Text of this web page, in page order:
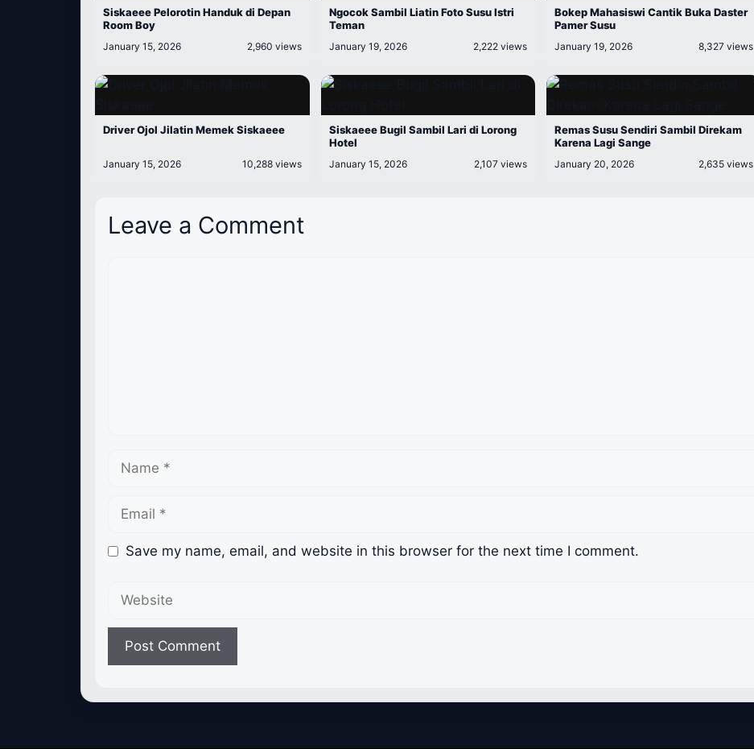
Siskaeee Pelorotin Handuk di Depan
Room Boy
January 15, 2026 2,960 views
Ngocok Sambil Liatin Foto Susu Istri
Teman
January 19, 2026 2,222 views
Bokep Mahasiswi Cantik Buka Daster
Pamer Susu
January 19, 2026 8,327 views
Driver Ojol Jilatin Memek Siskaeee
January 15, 2026 10,288 views
Siskaeee Bugil Sambil Lari di Lorong
Hotel
January 15, 2026 2,107 views
Remas Susu Sendiri Sambil Direkam
Karena Lagi Sange
January 20, 2026 2,635 views
Leave a Comment
Save my name, email, and website in this browser for the next time I comment.
Website